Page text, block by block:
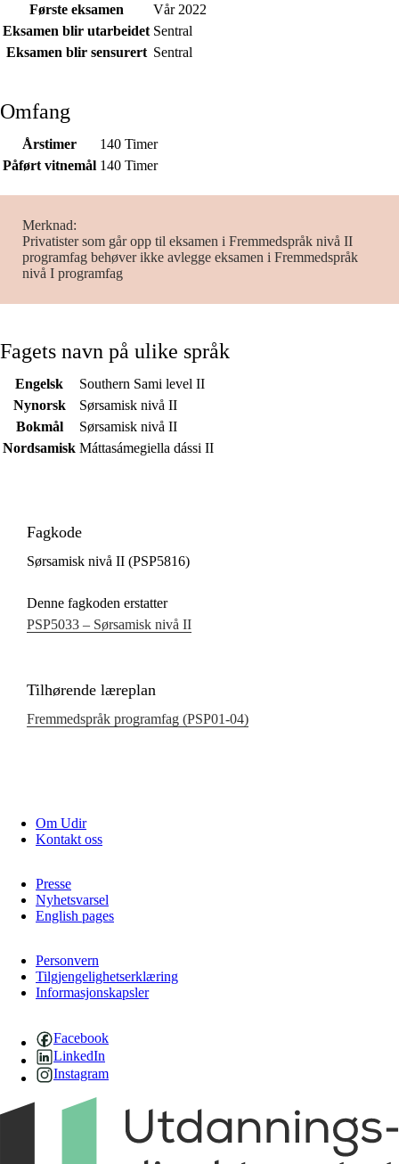
Første eksamen
Vår 2022
Eksamen blir utarbeidet Sentral
Eksamen blir sensurert Sentral
Omfang
Årstimer
140 Timer
Påført vitnemål 140 Timer
Merknad
Privatister som går opp til eksamen i Fremmedspråk nivå II
programfag behøver ikke avlegge eksamen i Fremmedspråk
nivå I programfag
Fagets navn på ulike språk
Engelsk
Southern Sami level II
Nynorsk
Sørsamisk nivå II
Bokmål
Sørsamisk nivå II
Nordsamisk Máttasámegiella dássi II
Fagkode
Sørsamisk nivå II (PSP5816)
Denne fagkoden erstatter
PSP5033 – Sørsamisk nivå II
Tilhørende læreplan
Fremmedspråk programfag (PSP01‑04)
Om Udir
Kontakt oss
Presse
Nyhetsvarsel
English pages
Personvern
Tilgjengelighetserklæring
Informasjonskapsler
Facebook
LinkedIn
Instagram